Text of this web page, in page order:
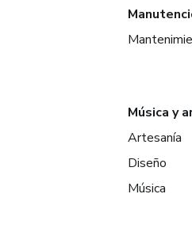
Música y
Artesanía
Diseño
Música